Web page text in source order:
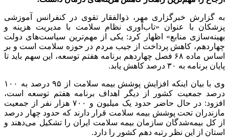
به گزارش خبرگزاری مهر، ذوالفقار تقوی در کنفرانس آموزشی
پزشکان با عنوان «تاب‌آوری نظام سلامت با مدیریت هزینه و
بهینه‌سازی منابع» اظهار کرد: یکی از مهم‌ترین سیاست‌های دولت
چهاردهم، کاهش پرداخت از جیب مردم در حوزه سلامت است و بر
اساس ماده ۶۸ فصل چهاردهم برنامه هفتم توسعه، این سهم باید تا
پایان برنامه به ۳۰ درصد کاهش یابد.
وی با بیان اینکه افزایش پوشش بیمه سلامت از ۹۵ درصد به ۱۰۰
درصد جمعیت کشور از دیگر اهداف برنامه هفتم توسعه است،
افزود: در حال حاضر حدود یک میلیون و ۷۰۰ هزار نفر از جمعیت
مازندران تحت پوشش بیمه سلامت قرار دارند که حدود چهار درصد
از کل بیمه‌شدگان سازمان بیمه سلامت ایران را تشکیل می‌دهند و
استان از این نظر رتبه دهم کشور را دارد.